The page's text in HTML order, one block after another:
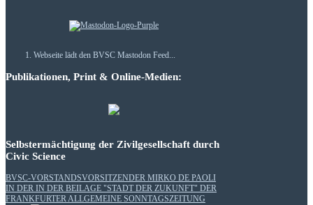
Webseite lädt den BVSC Mastodon Feed...
Publikationen, Print & Online-Medien:
Selbstermächtigung der Zivilgesellschaft durch
Civic Science
BVSC-VORSTANDSVORSITZENDER MIRKO DE PAOLI
IN DER IN DER BEILAGE "STADT DER ZUKUNFT" DER
FRANKFURTER ALLGEMEINE SONNTAGSZEITUNG